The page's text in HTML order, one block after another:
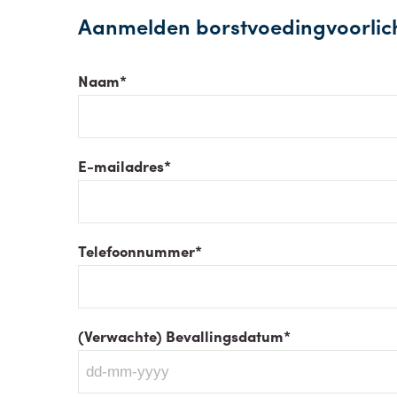
Aanmelden
Naam*
E-mailadres*
Telefoonnummer*
(Verwachte) Bevallingsdatum*